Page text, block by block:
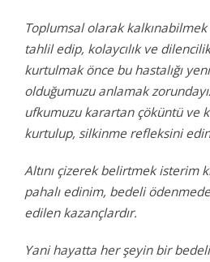
Toplumsal olarak
tahlil edip, kolaycılık ve
kurtulmak önce bu hastalığı
olduğumuzu anlamak
ufkumuzu karartan çöküntü ve
kurtulup, silkinme refleksini
Altını çizerek belirtmek isterim
pahalı edinim, bedeli
edilen kazançlardır.
Yani hayatta her şeyin bir